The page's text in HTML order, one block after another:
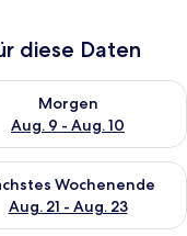
diese Daten
Aug. 8 - Aug. 9.
Morgen
Aug. 9 - Aug. 10
die Verfügbarkeit
Aug. 14
Wochenende
Aug. 21 - Aug. 23
die Verfügbarkeit